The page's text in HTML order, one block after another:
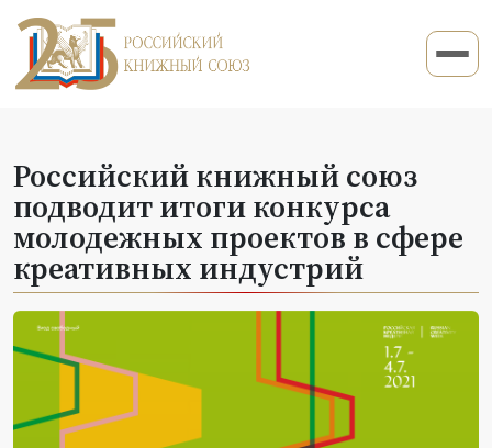
Российский книжный союз
подводит итоги конкурса
молодежных проектов в сфере
креативных индустрий